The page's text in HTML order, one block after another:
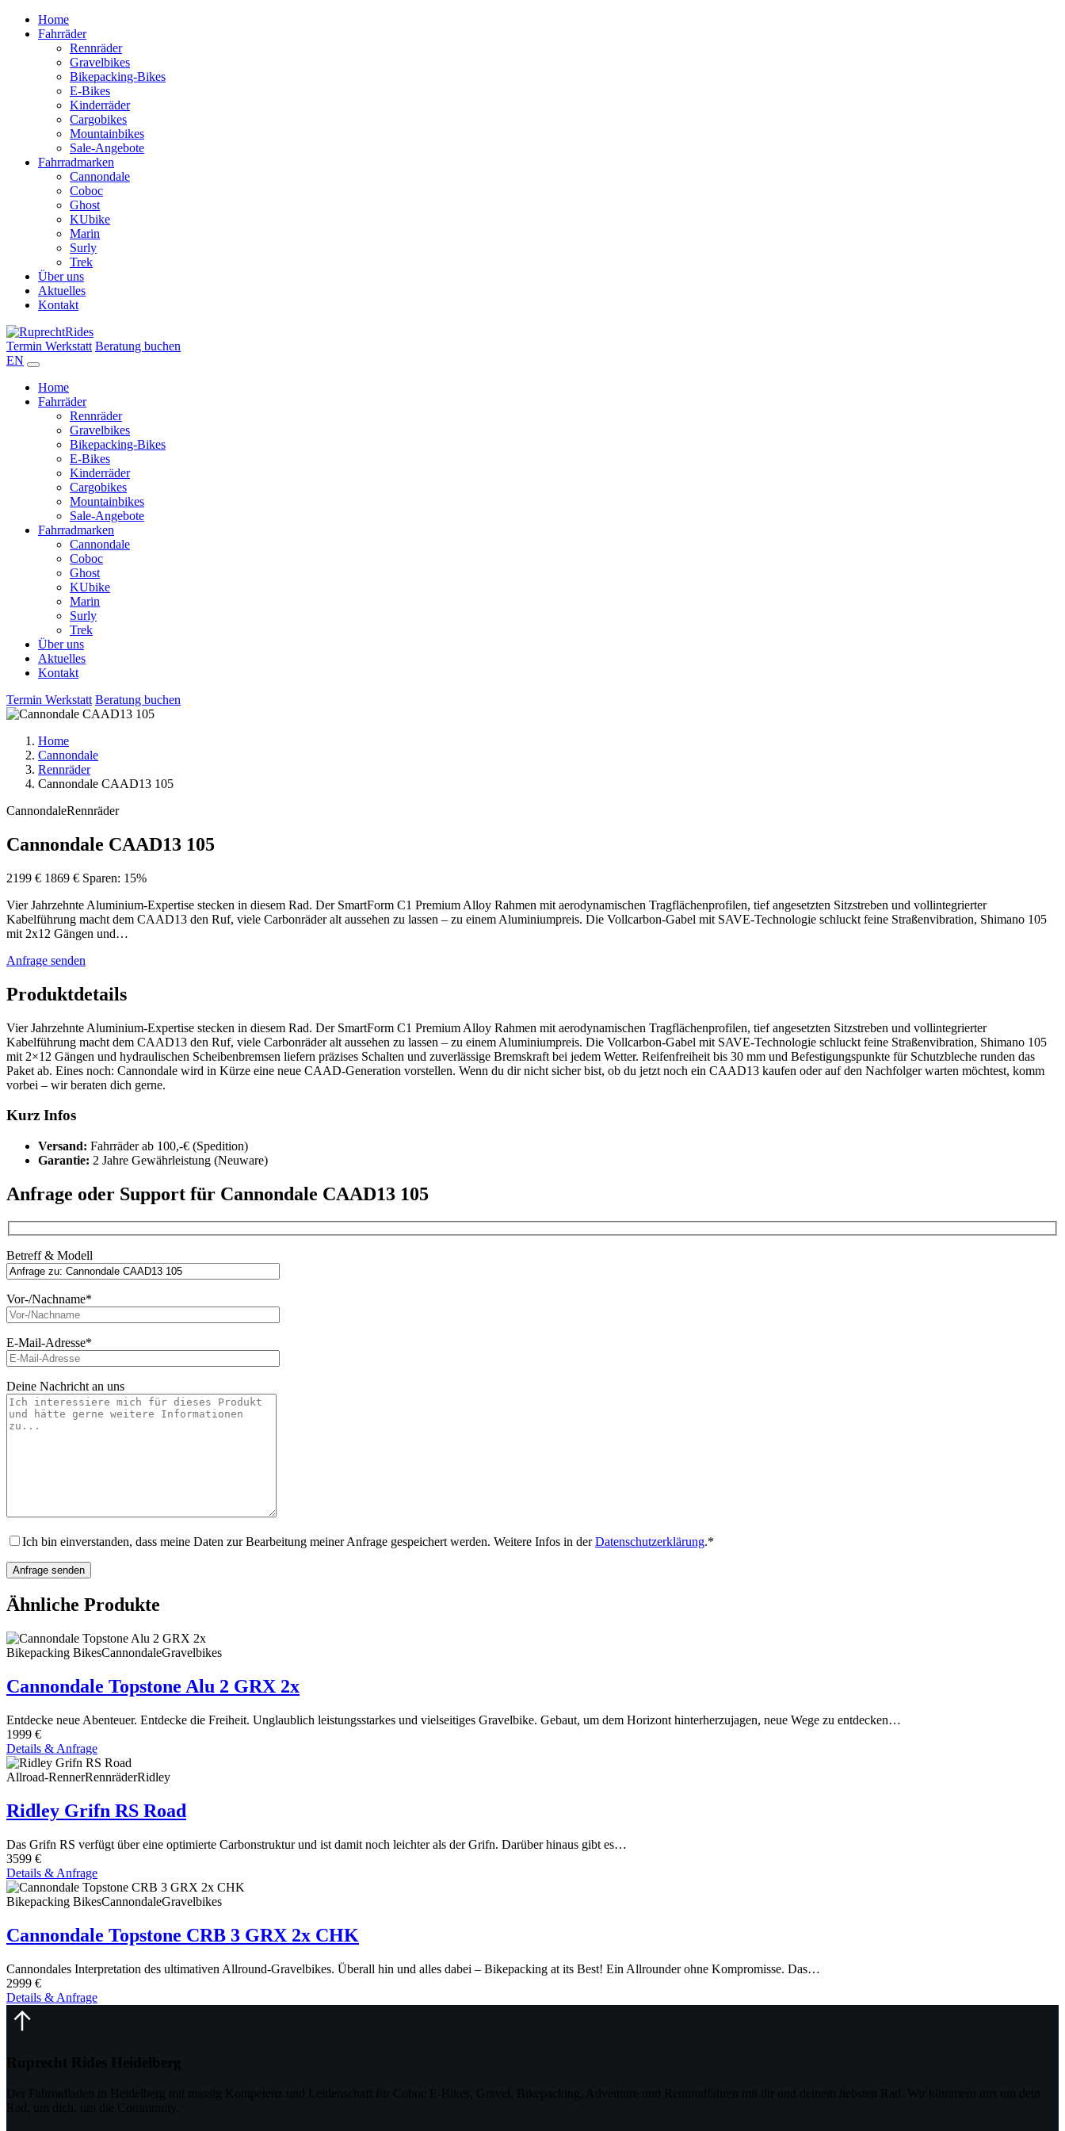
Zum
Inhalt
Home
Fahrräder
Rennräder
Gravelbikes
Bikepacking-Bikes
E-Bikes
Kinderräder
Cargobikes
Mountainbikes
Sale-Angebote
Fahrradmarken
Cannondale
Coboc
Ghost
KUbike
Marin
Surly
Trek
Über uns
Aktuelles
Kontakt
Termin Werkstatt Beratung buchen
EN
Home
Fahrräder
Rennräder
Gravelbikes
Bikepacking-Bikes
E-Bikes
Kinderräder
Cargobikes
Mountainbikes
Sale-Angebote
Fahrradmarken
Cannondale
Coboc
Ghost
KUbike
Marin
Surly
Trek
Über uns
Aktuelles
Kontakt
Termin Werkstatt Beratung buchen
Home
Cannondale
Rennräder
Cannondale CAAD13 105
CannondaleRennräder
Cannondale CAAD13 105
2199 € 1869 € Sparen: 15%
Vier Jahrzehnte Aluminium-Expertise stecken in diesem Rad. Der SmartForm C1 Premium Alloy Rahmen mit aerodynamischen Tragflächenprofilen, tief angesetzten Sitzstreben und vollintegrierter
Kabelführung macht dem CAAD13 den Ruf, viele Carbonräder alt aussehen zu lassen – zu einem Aluminiumpreis. Die Vollcarbon-Gabel mit SAVE-Technologie schluckt feine Straßenvibration, Shimano 105
mit 2x12 Gängen und…
Anfrage senden
Produktdetails
Vier Jahrzehnte Aluminium-Expertise stecken in diesem Rad. Der SmartForm C1 Premium Alloy Rahmen mit aerodynamischen Tragflächenprofilen, tief angesetzten Sitzstreben und vollintegrierter
Kabelführung macht dem CAAD13 den Ruf, viele Carbonräder alt aussehen zu lassen – zu einem Aluminiumpreis. Die Vollcarbon-Gabel mit SAVE-Technologie schluckt feine Straßenvibration, Shimano 105
mit 2×12 Gängen und hydraulischen Scheibenbremsen liefern präzises Schalten und zuverlässige Bremskraft bei jedem Wetter. Reifenfreiheit bis 30 mm und Befestigungspunkte für Schutzbleche runden das
Paket ab. Eines noch: Cannondale wird in Kürze eine neue CAAD-Generation vorstellen. Wenn du dir nicht sicher bist, ob du jetzt noch ein CAAD13 kaufen oder auf den Nachfolger warten möchtest, komm
vorbei – wir beraten dich gerne.
Kurz Infos
Versand: Fahrräder ab 100,-€ (Spedition)
Garantie: 2 Jahre Gewährleistung (Neuware)
Anfrage oder Support für Cannondale CAAD13 105
Betreff & Modell
Vor-/Nachname*
E-Mail-Adresse*
Deine Nachricht an uns
Ich bin einverstanden, dass meine Daten zur Bearbeitung meiner Anfrage gespeichert werden. Weitere Infos in derDatenschutzerklärung.*
Ähnliche Produkte
Bikepacking BikesCannondaleGravelbikes
Cannondale Topstone Alu 2 GRX 2x
Entdecke neue Abenteuer. Entdecke die Freiheit. Unglaublich leistungsstarkes und vielseitiges Gravelbike. Gebaut, um dem Horizont hinterherzujagen, neue Wege zu entdecken…
1999 €
Details & Anfrage
Allroad-RennerRennräderRidley
Ridley Grifn RS Road
Das Grifn RS verfügt über eine optimierte Carbonstruktur und ist damit noch leichter als der Grifn. Darüber hinaus gibt es…
3599 €
Details & Anfrage
Bikepacking BikesCannondaleGravelbikes
Cannondale Topstone CRB 3 GRX 2x CHK
Cannondales Interpretation des ultimativen Allround-Gravelbikes. Überall hin und alles dabei – Bikepacking at its Best! Ein Allrounder ohne Kompromisse. Das…
2999 €
Details & Anfrage
Ruprecht Rides Heidelberg
Der Fahrradladen in Heidelberg mit massig Kompetenz und Leidenschaft für Coboc E-Bikes, Gravel, Bikepacking, Adventure und Rennradfahren mit dir und deinem liebsten Rad. Wir kümmern uns um dein
Rad, um dich, um die Community.